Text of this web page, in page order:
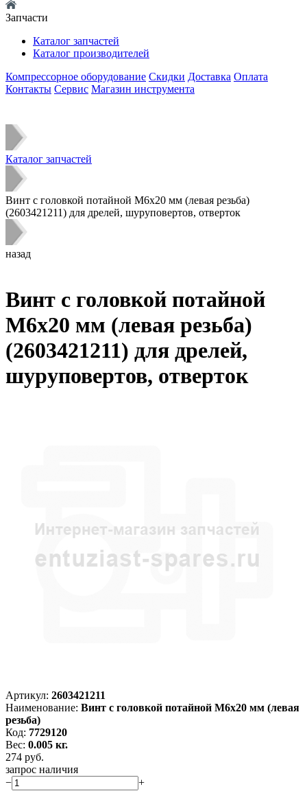
Запчасти
Каталог запчастей
Каталог производителей
Компрессорное оборудование Скидки Доставка Оплата
Контакты Сервис Магазин инструмента
Каталог запчастей
Винт с головкой потайной M6x20 мм (левая резьба)
(2603421211) для дрелей, шуруповертов, отверток
назад
Винт с головкой потайной
M6x20 мм (левая резьба)
(2603421211) для дрелей,
шуруповертов, отверток
Артикул: 2603421211
Наименование: Винт с головкой потайной M6x20 мм (левая
резьба)
Код: 7729120
Вес: 0.005 кг.
274 руб.
запрос наличия
−
+